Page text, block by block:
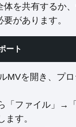
体を共有するか
があります。
ート
MVを開き、プ
「ファイル」→
ます。